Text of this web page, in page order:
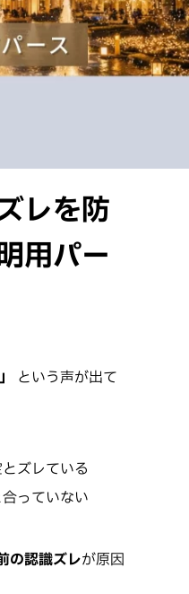
のと違う」と
めに
完成イメージ
や言葉に頼らず関係者全員
揃えるための
明用パース
レを防
用パー
という声が出て
ズレている
っていない
の認識ズレが原因